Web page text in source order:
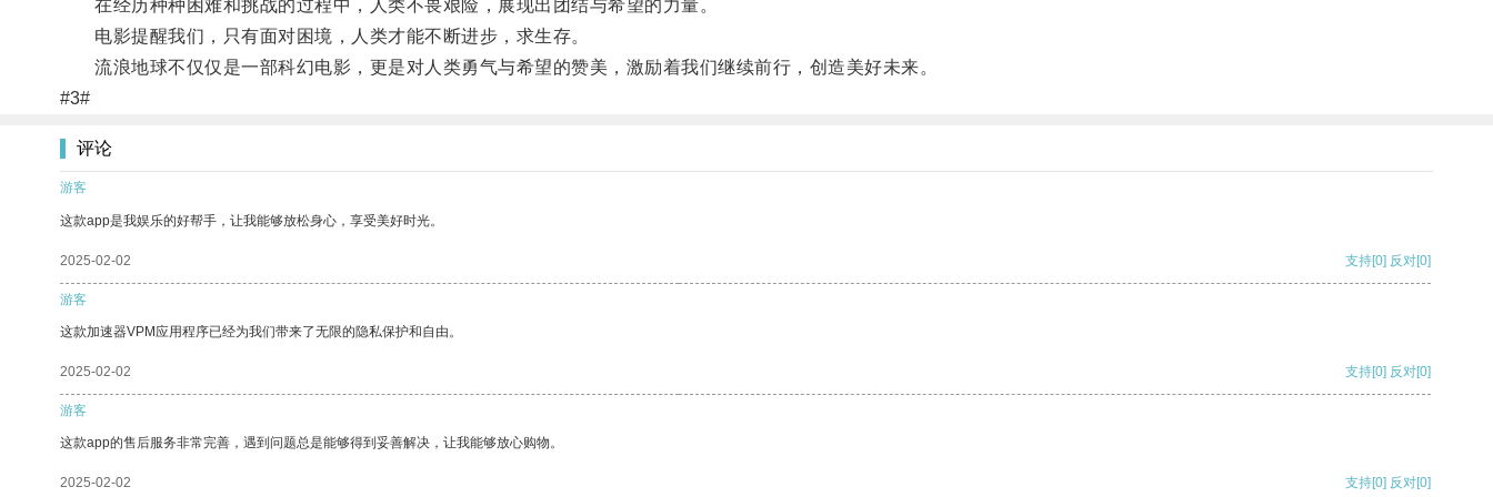
在经历种种困难和挑战的过程中，人类不畏艰险，展现出团结与希望的力量。
电影提醒我们，只有面对困境，人类才能不断进步，求生存。
流浪地球不仅仅是一部科幻电影，更是对人类勇气与希望的赞美，激励着我们继续前行，创造美好未来。
#3#
评论
游客
这款app是我娱乐的好帮手，让我能够放松身心，享受美好时光。
2025-02-02 支持[0] 反对[0]
游客
这款加速器VPM应用程序已经为我们带来了无限的隐私保护和自由。
2025-02-02 支持[0] 反对[0]
游客
这款app的售后服务非常完善，遇到问题总是能够得到妥善解决，让我能够放心购物。
2025-02-02 支持[0] 反对[0]